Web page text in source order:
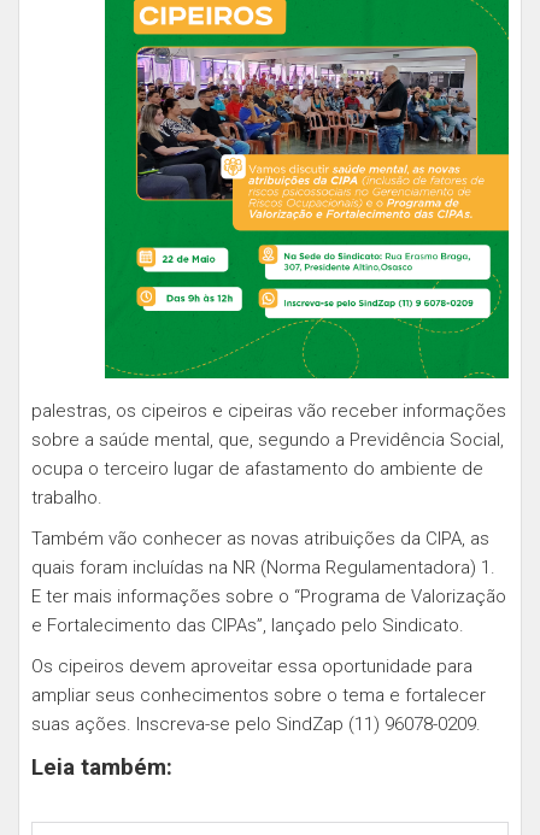
palestras, os cipeiros e cipeiras vão receber informações
sobre a saúde mental, que, segundo a Previdência Social,
ocupa o terceiro lugar de afastamento do ambiente de
trabalho.
Também vão conhecer as novas atribuições da CIPA, as
quais foram incluídas na NR (Norma Regulamentadora) 1.
E ter mais informações sobre o “Programa de Valorização
e Fortalecimento das CIPAs”, lançado pelo Sindicato.
Os cipeiros devem aproveitar essa oportunidade para
ampliar seus conhecimentos sobre o tema e fortalecer
suas ações. Inscreva-se pelo SindZap (11) 96078-0209.
Leia também: